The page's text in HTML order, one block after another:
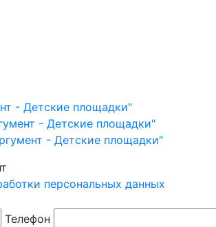
- Детские площадки"
- Детские площадки"
- Детские площадки"
персональных данных
Телефон